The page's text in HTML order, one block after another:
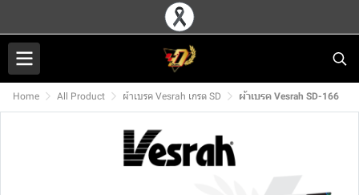
Home All Product ผ้าเบรค Vesrah เกรด SD ผ้าเบรค Vesrah SD-166